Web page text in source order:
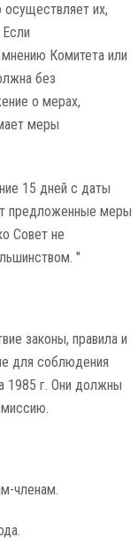
их,
Комитета или
без
о мерах,
меры
15 дней с даты
предложенные меры
Совет не
"
законы, правила и
для соблюдения
1985 г. Они должны
членам.